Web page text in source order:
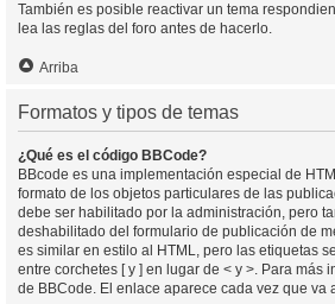
También es posible reactivar un tema
lea las reglas del foro antes de hacerlo.
Arriba
Formatos y tipos de temas
¿Qué es el código BBCode?
BBcode es una implementación especial de
formato de los objetos particulares de las
debe ser habilitado por la administración, pero
deshabilitado del formulario de publicación de
es similar en estilo al HTML, pero las etiquetas
entre corchetes [ y ] en lugar de < y >. Para más
de BBCode. El enlace aparece cada vez que va